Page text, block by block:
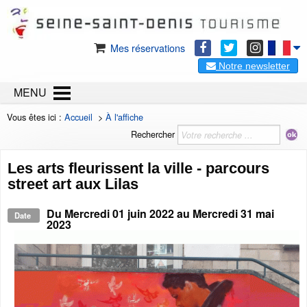
Mes réservations
Notre newsletter
MENU
Vous êtes ici : Accueil > À l'affiche
Rechercher
Les arts fleurissent la ville - parcours
street art aux Lilas
Date Du Mercredi 01 juin 2022au Mercredi 31 mai
2023